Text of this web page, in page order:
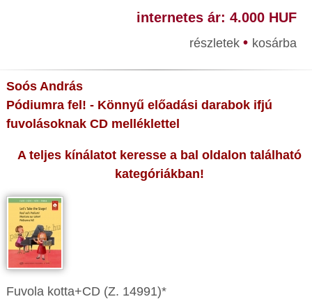
internetes ár: 4.000 HUF
részletek • kosárba
Soós András
Pódiumra fel! - Könnyű előadási darabok ifjú
fuvolásoknak CD melléklettel
A teljes kínálatot keresse a bal oldalon található
kategóriákban!
Fuvola kotta+CD (Z. 14991)*